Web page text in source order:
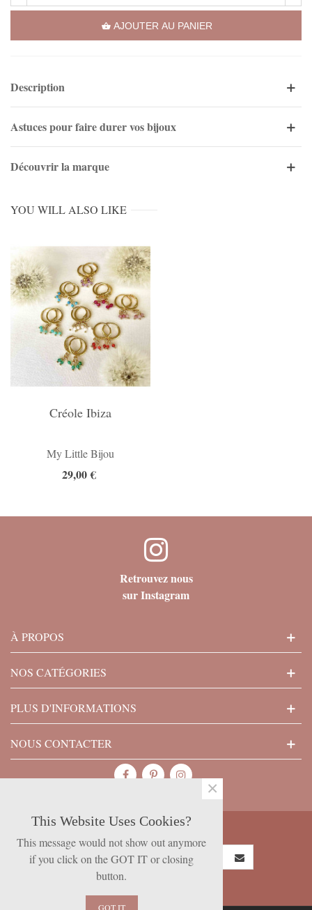
AJOUTER AU PANIER
Description
Astuces pour faire durer vos bijoux
Découvrir la marque
YOU WILL ALSO LIKE
Créole Ibiza
My Little Bijou
29,00 €
Retrouvez nous
sur Instagram
À PROPOS
NOS CATÉGORIES
PLUS D'INFORMATIONS
NOUS CONTACTER
SUBSCRIBE NOW
This Website Uses Cookies?
This message would not show out anymore
if you click on the GOT IT or closing
button.
GOT IT
×